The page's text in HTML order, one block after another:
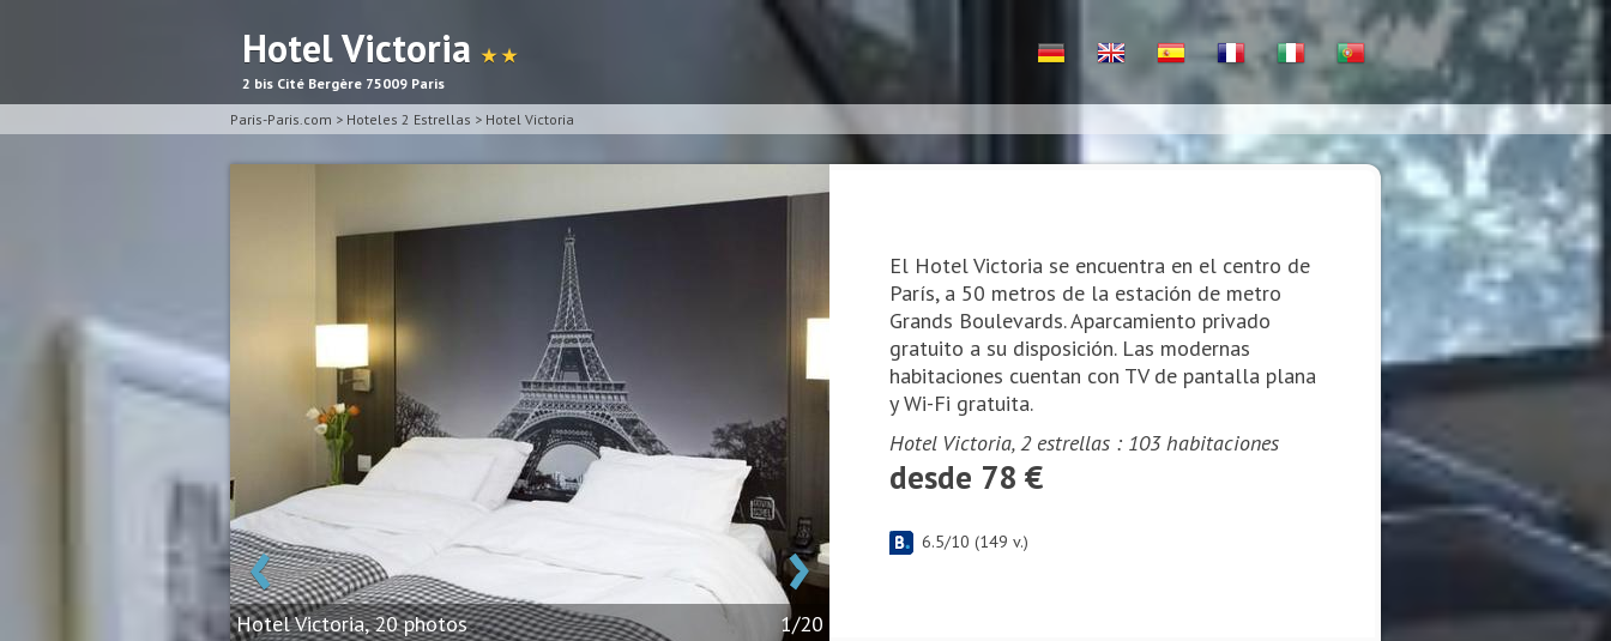
Hotel Victoria ★ ★
2 bis Cité Bergère 75009 Paris
Paris-Paris.com > Hoteles 2 Estrellas > Hotel Victoria
‹ ›
Hotel Victoria, 20 photos 1/20
El Hotel Victoria se encuentra en el centro de
París, a 50 metros de la estación de metro
Grands Boulevards. Aparcamiento privado
gratuito a su disposición. Las modernas
habitaciones cuentan con TV de pantalla plana
y Wi-Fi gratuita.
Hotel Victoria, 2 estrellas : 103 habitaciones
desde 78 €
6.5/10 (149 v.)